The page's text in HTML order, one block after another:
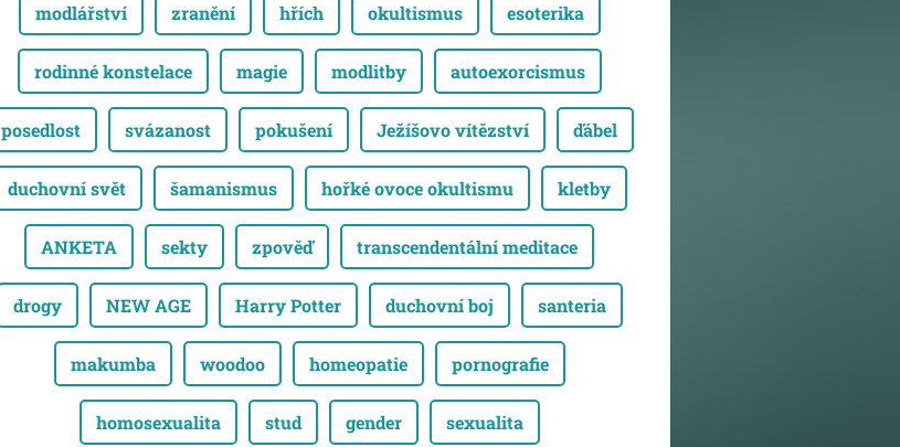
modlářství zranění hřích okultismus esoterika
rodinné konstelace magie modlitby autoexorcismus
posedlost svázanost pokušení Ježíšovo vítězství ďábel
duchovní svět šamanismus hořké ovoce okultismu kletby
ANKETA sekty zpověď transcendentální meditace
drogy NEW AGE Harry Potter duchovní boj santeria
makumba woodoo homeopatie pornografie
homosexualita stud gender sexualita